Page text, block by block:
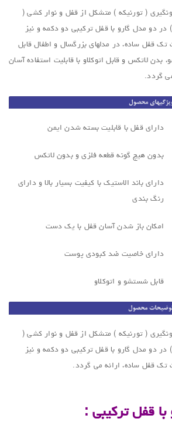
( تورنیکه ) متشکل از قفل و نوار کشی (
P.I.P ) در دو مدل گارو با قفل ترکیبی دو دکمه و نیز
قفل ساده، در مدلهای بزرگسال و اطفال قابل
بدن لاتکس و قابل اتوکلاو با قابلیت استفاده آسان
گردد.
دارای قفل با قابلیت بسته شدن ایمن
بدون هیچ گونه قطعه فلزی و بدون لاتکس
دارای باند الاستیک با کیفیت بسیار بالا و دارای
رنگ بندی
امکان باز شدن آسان قفل با یک دست
دارای خاصیت ضد کبودی پوست
قابل شستشو و اتوکلاو
( تورنیکه ) متشکل از قفل و نوار کشی (
P.I.P ) در دو مدل گارو با قفل ترکیبی دو دکمه و نیز
تک قفل ساده، ارائه می گردد.
با قفل ترکیبی :